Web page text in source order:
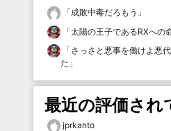
「成敗中毒だろもう 」
「太陽の王子であるRXへの
「さっさと悪事を働けよ悪
た 」
最近の評価され
jprkanto